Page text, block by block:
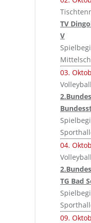
TV
V
03.
04.
TG Bad
09.